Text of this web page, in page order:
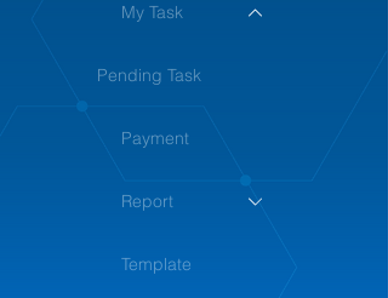
My Task
Pending Task
Payment
Report
Template